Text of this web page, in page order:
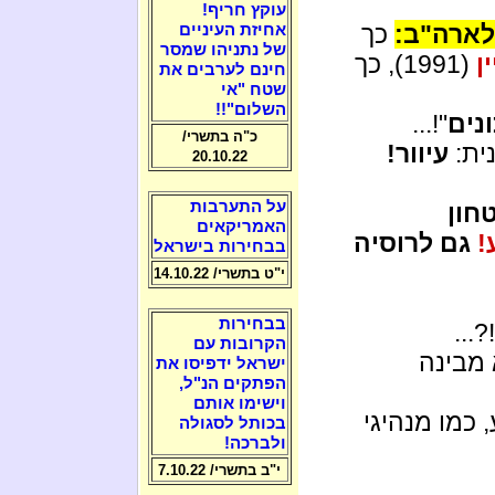
לארה"ב: כך
(1991), כך
"!...
עיוור!
גם לרוסיה
מבינה
כמו מנהיגי
עוקץ חריף!
אחיזת העיניים
של נתניהו שמסר
חינם לערבים את
שטח "אי
השלום"!!
כ"ה בתשרי/
20.10.22
על התערבות
האמריקאים
בבחירות בישראל
י"ט בתשרי/ 14.10.22
בבחירות
הקרובות עם
ישראל ידפיסו את
הפתקים הנ"ל,
וישימו אותם
בכותל לסגולה
ולברכה!
י"ב בתשרי/ 7.10.22